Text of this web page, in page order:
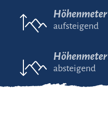
Höhenmeter
aufsteigend
Höhenmeter
absteigend